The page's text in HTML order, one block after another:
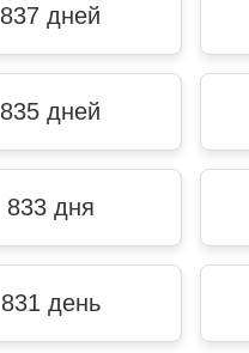
837 дней
835 дней
833 дня
831 день